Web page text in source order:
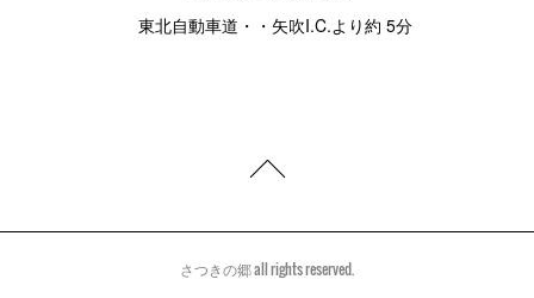
東北自動車道・・矢吹I.C.より約 5分
さつきの郷 all rights reserved.